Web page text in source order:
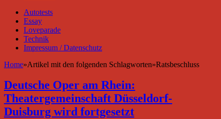
Autotests
Essay
Loveparade
Technik
Impressum / Datenschutz
Home»Artikel mit den folgenden Schlagworten»Ratsbeschluss
Deutsche Oper am Rhein:
Theatergemeinschaft Düsseldorf-
Duisburg wird fortgesetzt